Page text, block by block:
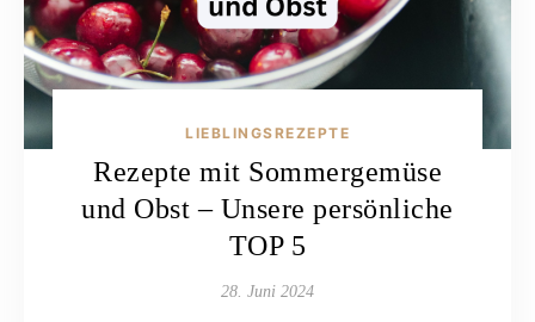
LIEBLINGSREZEPTE
Rezepte mit Sommergemüse
und Obst – Unsere persönliche
TOP 5
28. Juni 2024